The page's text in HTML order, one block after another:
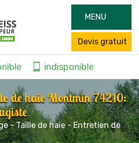
MENU
Devis gratuit
indisponible
de haie Montmin 74210:
- Taille de haie - Entretien de